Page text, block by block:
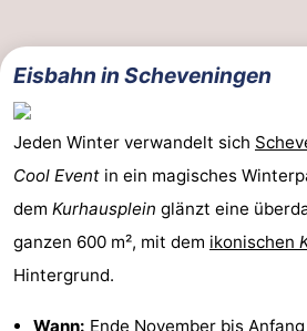
Eisbahn in Scheveningen
Jeden Winter verwandelt sich
Cool Event in ein magisches
dem Kurhausplein glänzt eine
ganzen 600 m², mit dem ikonischen
Hintergrund.
Wann: Ende November bis